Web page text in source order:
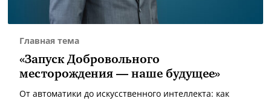
Главная тема
«Запуск Добровольного
месторождения — наше будущее»
От автоматики до искусственного интеллекта: как